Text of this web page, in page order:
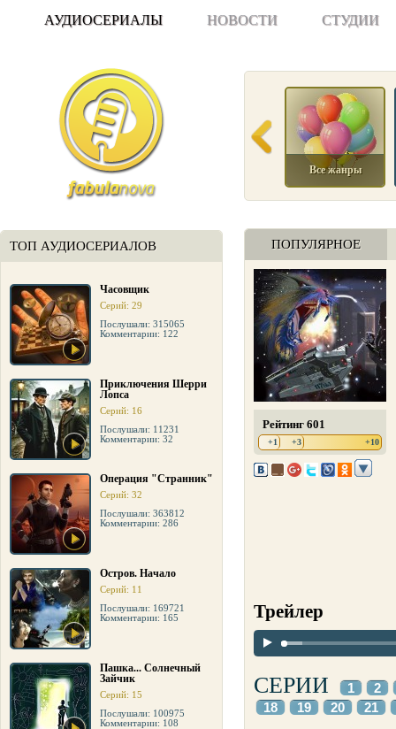
АУДИОСЕРИАЛЫ НОВОСТИ СТУДИИ
ТОП АУДИОСЕРИАЛОВ
Часовщик
Серий: 29
Послушали: 315065
Комментарии: 122
Приключения Шерри
Лопса
Серий: 16
Послушали: 11231
Комментарии: 32
Операция "Странник"
Серий: 32
Послушали: 363812
Комментарии: 286
Остров. Начало
Серий: 11
Послушали: 169721
Комментарии: 165
Пашка... Солнечный
Зайчик
Серий: 15
Послушали: 100975
Комментарии: 108
Все жанры
ПОПУЛЯРНОЕ
Рейтинг 601
+1 +3 +10
Трейлер
СЕРИИ 1
2
18
19 20 21